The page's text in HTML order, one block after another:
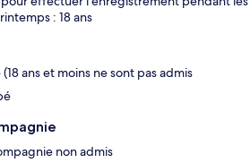
: 18 ans
ans et moins ne sont pas admis
non admis